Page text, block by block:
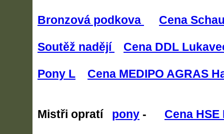
Bronzová podkova Cena
Soutěž nadějí Cena DDL
Pony L Cena MEDIPO AGRAS
Mistři opratí pony - Cena